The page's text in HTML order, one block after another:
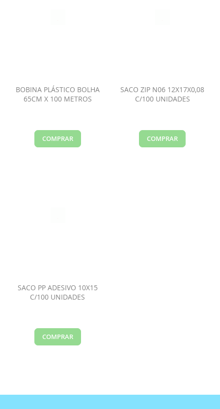
BOBINA PLÁSTICO BOLHA
65CM X 100 METROS
COMPRAR
SACO ZIP N06 12X17X0,08
C/100 UNIDADES
COMPRAR
SACO PP ADESIVO 10X15
C/100 UNIDADES
COMPRAR